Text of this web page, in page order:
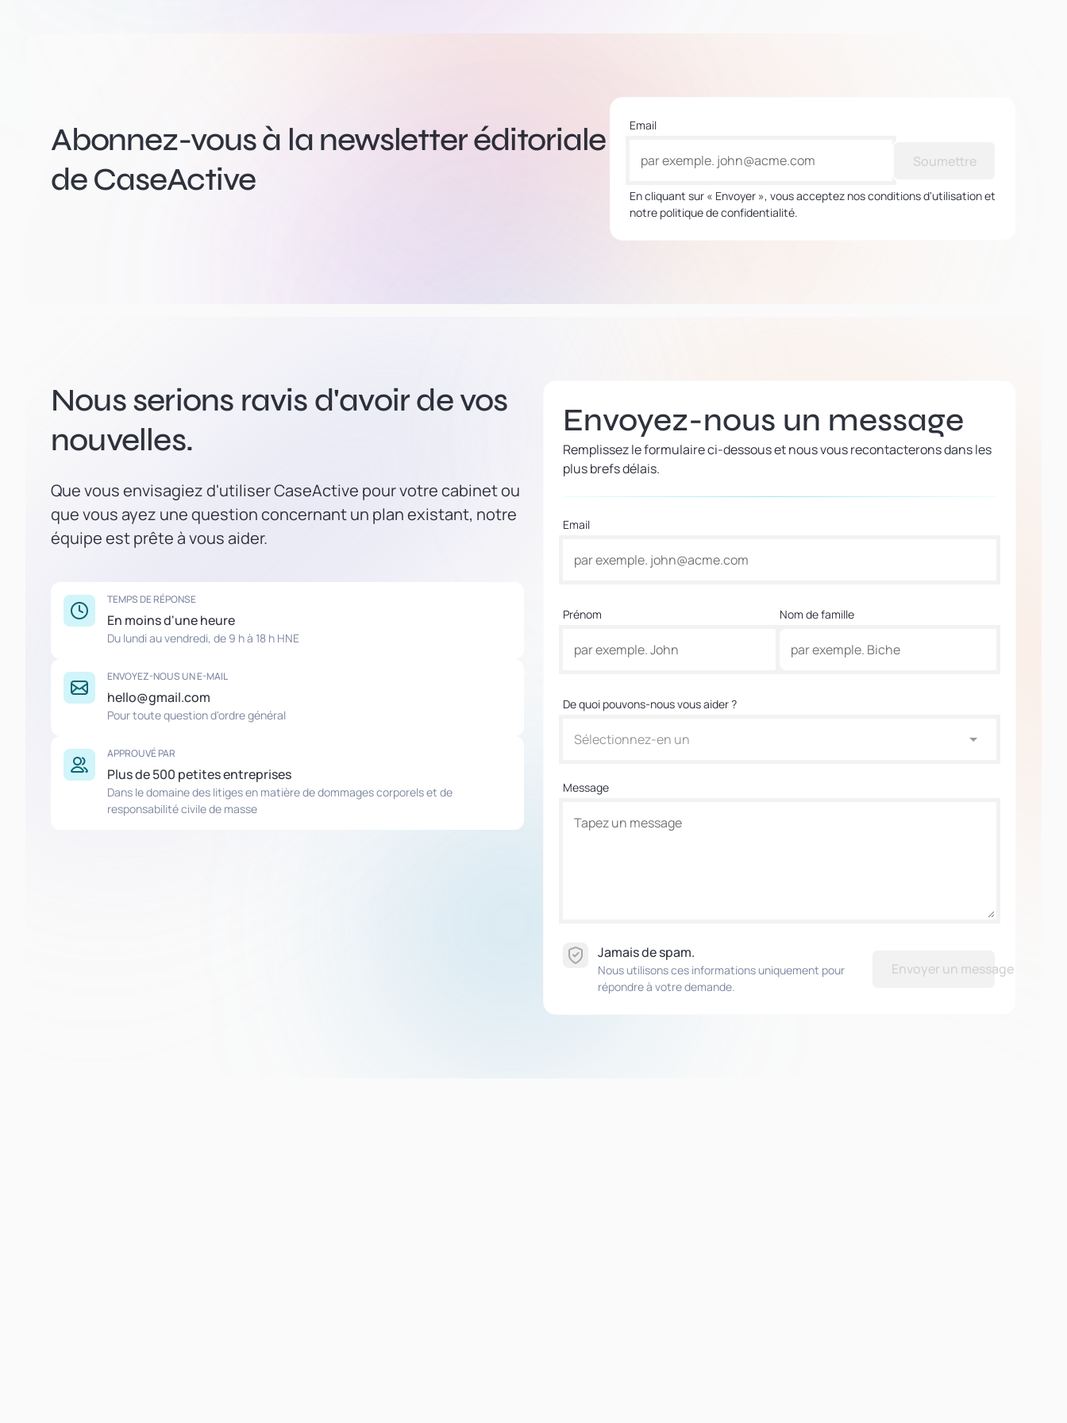
Abonnez-vous à la newsletter éditoriale
de CaseActive
Email
Soumettre
En cliquant sur « Envoyer », vous acceptez nos conditions d'utilisation et
notre politique de confidentialité.
Nous serions ravis d'avoir de vos
nouvelles.
Que vous envisagiez d'utiliser CaseActive pour votre cabinet ou
que vous ayez une question concernant un plan existant, notre
équipe est prête à vous aider.
TEMPS DE RÉPONSE
En moins d'une heure
Du lundi au vendredi, de 9 h à 18 h HNE
ENVOYEZ-NOUS UN E-MAIL
hello@gmail.com
Pour toute question d'ordre général
APPROUVÉ PAR
Plus de 500 petites entreprises
Dans le domaine des litiges en matière de dommages corporels et de
responsabilité civile de masse
Envoyez-nous un message
Remplissez le formulaire ci-dessous et nous vous recontacterons dans les
plus brefs délais.
Email
Prénom Nom de famille
De quoi pouvons-nous vous aider ?
Sélectionnez-en un
Message
Jamais de spam.
Nous utilisons ces informations uniquement pour
répondre à votre demande.
Envoyer un message